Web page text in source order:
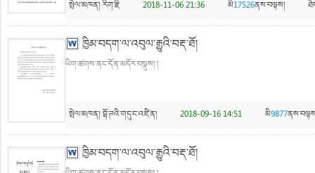
སྤེལ་མཁན། རིག་རྫི 2018-11-06 21:36 མི17526ནས་བལྟས།
ཁྱིམ་བདག་ལ་འབུལ་རྒྱུའི་བརྡ་ཐོ།
ཡིག་ཚགས་ནང་དོན་མདོར་བསྡུས། །
སྤེལ་མཁན། བྷོ་ཊའི་གདུང་འཛིན། 2018-09-16 14:51 མི9877
ཁྱིམ་བདག་ལ་འབུལ་རྒྱུའི་བརྡ་ཐོ།